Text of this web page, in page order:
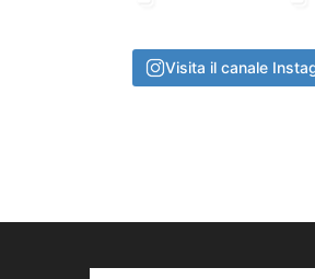
Visita il canale